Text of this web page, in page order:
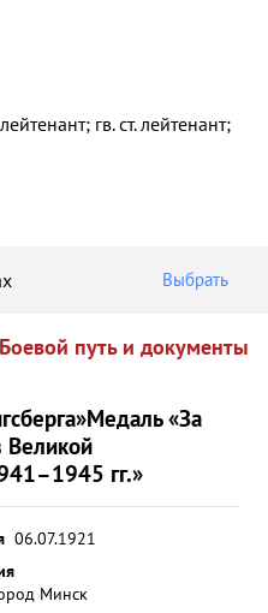
гв. ст. лейтенант;
Выбрать
Боевой путь и документы
Медаль «За
Великой
гг.»
06.07.1921
Минск